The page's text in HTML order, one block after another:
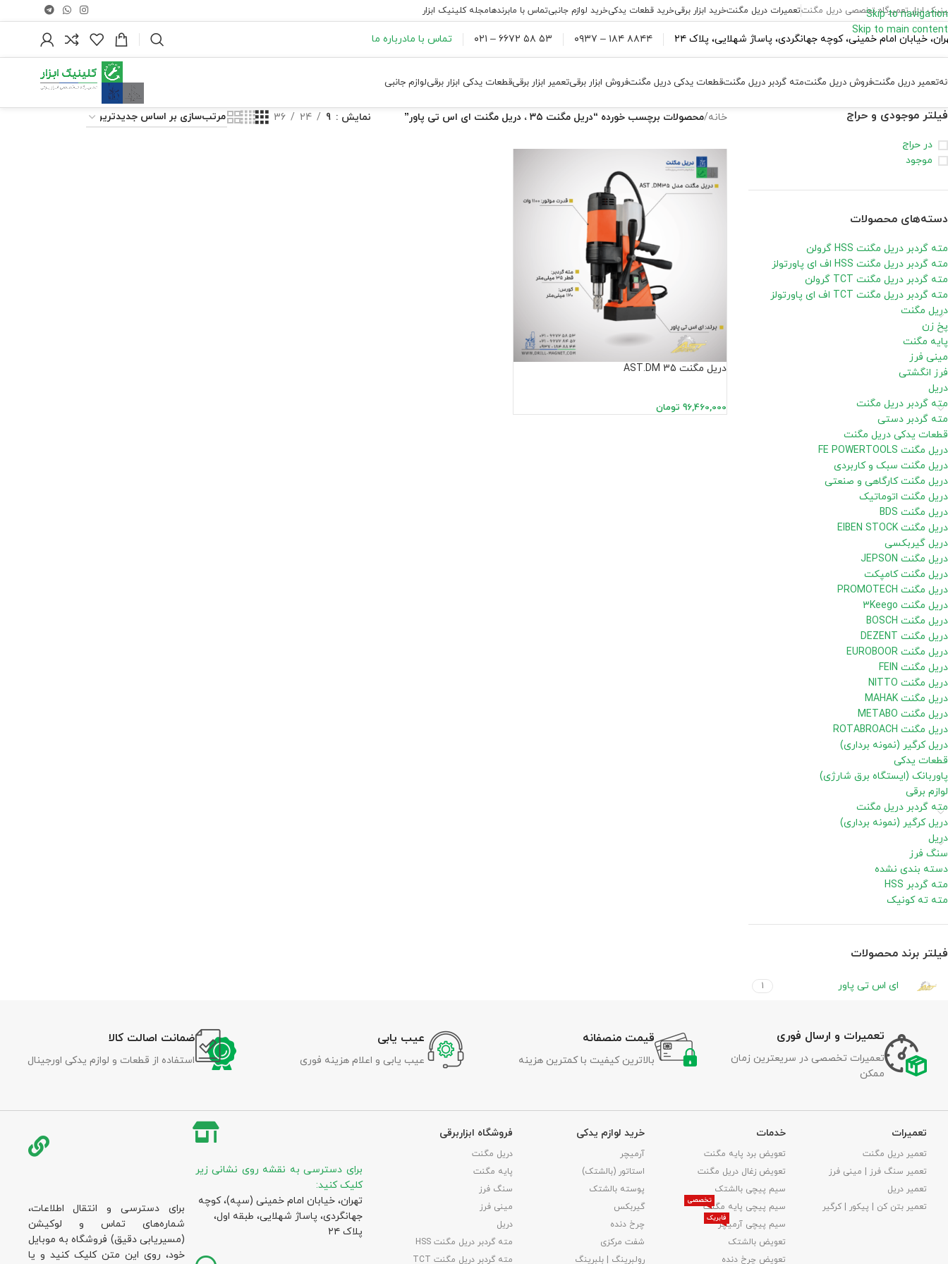
Skip to navigation
Skip to main content
ابزار تعمیرگاه تخصصی دریل مگنتتعمیرات دریل مگنتخرید ابزار برقیخرید قطعات یدکیخرید لوازم جانبیتماس با مابرندهامجله کلینیک ابزار
خیابان امام خمینی، کوچه جهانگردی، پاساژ شهلایی، پلاک ۲۴ ۸۸۴۴ ۱۸۴ – ۰۹۳۷ ۵۳ ۵۸ ۶۶۷۲ – ۰۲۱ تماس با مادرباره ما
تعمیر دریل مگنتفروش دریل مگنتمته گردبر دریل مگنتقطعات یدکی دریل مگنتفروش ابزار برقیتعمیر ابزار برقیقطعات یدکی ابزار برقیلوازم جانبی
فیلتر موجودی و حراج
در حراج
موجود
دسته‌های محصولات
مته گردبر دریل مگنت HSS گرولن
مته گردبر دریل مگنت HSS اف ای پاورتولز
مته گردبر دریل مگنت TCT گرولن
مته گردبر دریل مگنت TCT اف ای پاورتولز
دریل مگنت
پخ زن
پایه مگنت
مینی فرز
فرز انگشتی
دریل
مته گردبر دریل مگنت
مته گردبر دستی
قطعات یدکی دریل مگنت
دریل مگنت FE POWERTOOLS
دریل مگنت سبک و کاربردی
دریل مگنت کارگاهی و صنعتی
دریل مگنت اتوماتیک
دریل مگنت BDS
دریل مگنت EIBEN STOCK
دریل گیربکسی
دریل مگنت JEPSON
دریل مگنت کامپکت
دریل مگنت PROMOTECH
دریل مگنت 3Keego
دریل مگنت BOSCH
دریل مگنت DEZENT
دریل مگنت EUROBOOR
دریل مگنت FEIN
دریل مگنت NITTO
دریل مگنت MAHAK
دریل مگنت METABO
دریل مگنت ROTABROACH
دریل کرگیر (نمونه برداری)
قطعات یدکی
پاوربانک (ایستگاه برق شارژی)
لوازم برقی
مته گردبر دریل مگنت
دریل کرگیر (نمونه برداری)
دریل
سنگ فرز
دسته بندی نشده
مته گردبر HSS
مته ته کونیک
فیلتر برند محصولات
ای اس تی پاور 1
خانه/محصولات برچسب خورده “دریل مگنت ۳۵ ، دریل مگنت ای اس تی پاور” نمایش 9
24
36
دریل مگنت AST.DM 35
96,460,000 تومان
تعمیرات و ارسال فوری
تعمیرات تخصصی در سریعترین زمان
ممکن
قیمت منصفانه
بالاترین کیفیت با کمترین هزینه
عیب یابی
عیب یابی و اعلام هزینه فوری
ضمانت اصالت کالا
استفاده از قطعات و لوازم یدکی اورجینال
تعمیرات
تعمیر دریل مگنت
تعمیر سنگ فرز | مینی فرز
تعمیر دریل
تعمیر بتن کن | پیکور | کرگیر
خدمات
تعویض برد پایه مگنت
تعویض زغال دریل مگنت
سیم پیچی بالشتک
سیم پیچی پایه مگنت
تخصصی
سیم پیچی آرمیچر
فابریک
تعویض بالشتک​
تعویض چرخ دنده
خرید لوازم یدکی
آرمیچر
استاتور (بالشتک)
پوسته بالشتک
گیربکس
چرخ دنده
شفت مرکزی
رولبرینگ | بلبرینگ
فروشگاه ابزاربرقی
دریل مگنت
پایه مگنت
سنگ فرز
مینی فرز
دریل
مته گردبر دریل مگنت HSS
مته گردبر دریل مگنت TCT
برای دسترسی به نقشه روی نشانی زیر
کلیک کنید:
تهران، خیابان امام خمینی (سپه)، کوچه
جهانگردی،‌ پاساژ شهلایی، طبقه اول،
پلاک ۲۴
برای دسترسی و انتقال اطلاعات،
شماره‌های تماس و لوکیشن
(مسیریابی دقیق) فروشگاه به موبایل
خود، روی این متن کلیک کنید و یا